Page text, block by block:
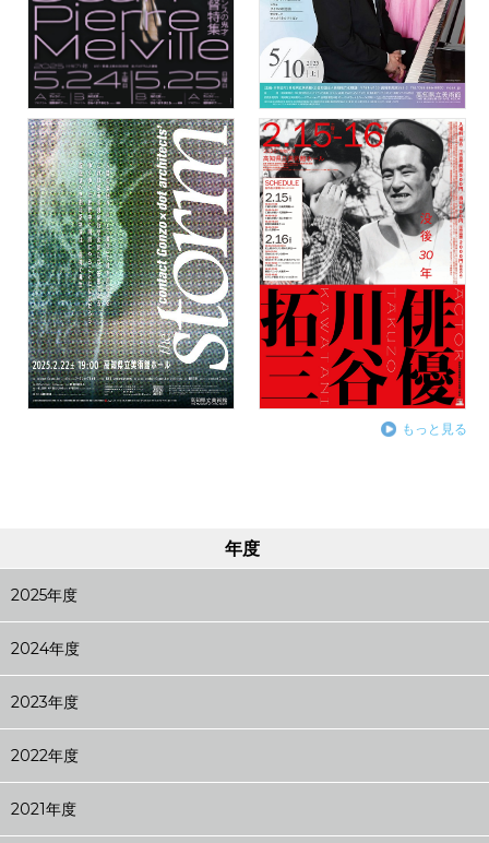
もっと見る
年度
2025年度
2024年度
2023年度
2022年度
2021年度